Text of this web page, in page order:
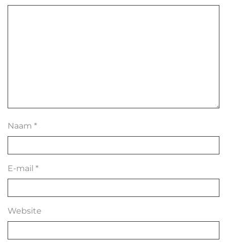
Naam *
E-mail *
Website